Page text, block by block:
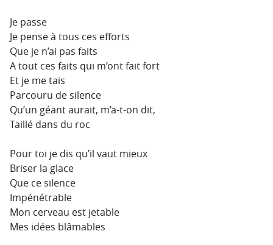
Je passe
Je pense à tous ces efforts
Que je n’ai pas faits
A tout ces faits qui m’ont fait fort
Et je me tais
Parcouru de silence
Qu’un géant aurait, m’a-t-on dit,
Taillé dans du roc
Pour toi je dis qu’il vaut mieux
Briser la glace
Que ce silence
Impénétrable
Mon cerveau est jetable
Mes idées blâmables